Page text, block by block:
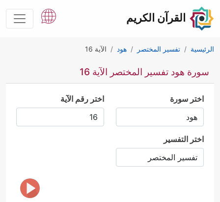
القرآن الكريم
الرئيسية تفسير المختصر هود الآية 16
سورة هود تفسير المختصر الآية 16
اختر سورة اختر رقم الآية
اختر التفسير